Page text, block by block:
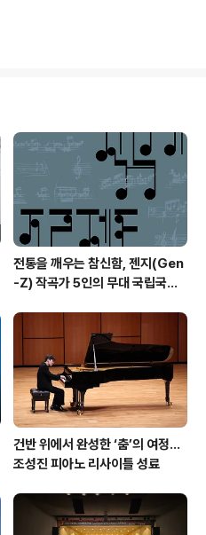
으로, 관객들의
사람은 오랜
장했고, 2025년
연출가로 다시
우 홍경민은 2
무대를 이끌었
전통을 깨우는 참신함, 젠지(Gen
-Z) 작곡가 5인의 무대 국립국악
트'
건반 위에서 완성한 ‘춤’의 여정…
조성진 피아노 리사이틀 성료